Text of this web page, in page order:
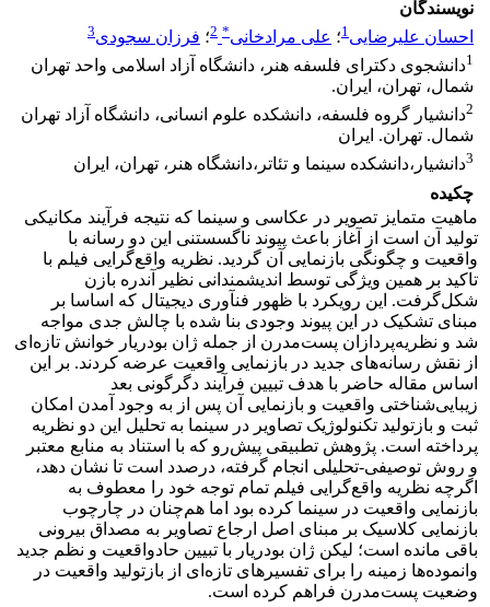
نویسندگان
احسان علیرضایی1؛ علی مرادخانی*
2؛ فرزان سجودی3
1دانشجوی دکترای فلسفه هنر، دانشگاه آزاد اسلامی واحد تهران
شمال، تهران، ایران.
2دانشیار گروه فلسفه، دانشکده علوم انسانی، دانشگاه آزاد تهران
شمال. تهران. ایران
3دانشیار،دانشکده سینما و تئاتر،دانشگاه هنر، تهران، ایران
چکیده
ماهیت متمایز تصویر در عکاسی و سینما که نتیجه فرآیند مکانیکی
تولید آن است از آغاز باعث پیوند ناگسستنی این دو رسانه با
واقعیت و چگونگی بازنمایی آن گردید. نظریه‌ واقع‌گرایی فیلم با
تاکید بر همین ویژگی توسط اندیشمندانی نظیر آندره بازن
شکل‌گرفت. این رویکرد با ظهور فنآوری دیجیتال که اساسا بر
مبنای تشکیک در این پیوند وجودی بنا شده با چالش‌ جدی مواجه
شد و نظریه‌پردازان پست‌مدرن از جمله ژان بودریار خوانش تازه‌ای
از نقش رسانه‌های جدید در بازنمایی واقعیت عرضه کردند. بر این
اساس مقاله حاضر با هدف تبیین فرآیند دگرگونی بعد
زیبایی‌شناختی واقعیت و بازنمایی آن پس از به وجود آمدن امکان
ثبت و بازتولید تکنولوژیک تصاویر در سینما به تحلیل این دو نظریه
پرداخته است. پژوهش تطبیقی پیش‌رو که با استناد به منابع معتبر
و روش توصیفی‌-تحلیلی انجام گرفته، درصدد است تا نشان دهد،
اگرچه نظریه واقع‌گرایی فیلم تمام توجه خود را معطوف به
بازنمایی واقعیت در سینما کرده بود اما هم‌چنان در چارچوب
بازنمایی کلاسیک بر مبنای اصل ارجاع تصاویر به مصداق بیرونی
باقی مانده است؛ لیکن ژان بودریار با تبیین حادواقعیت و نظم جدید
وانموده‌ها زمینه را برای تفسیرهای‌ تازه‌ای از بازتولید واقعیت در
وضعیت پست‌مدرن فراهم کرده است.